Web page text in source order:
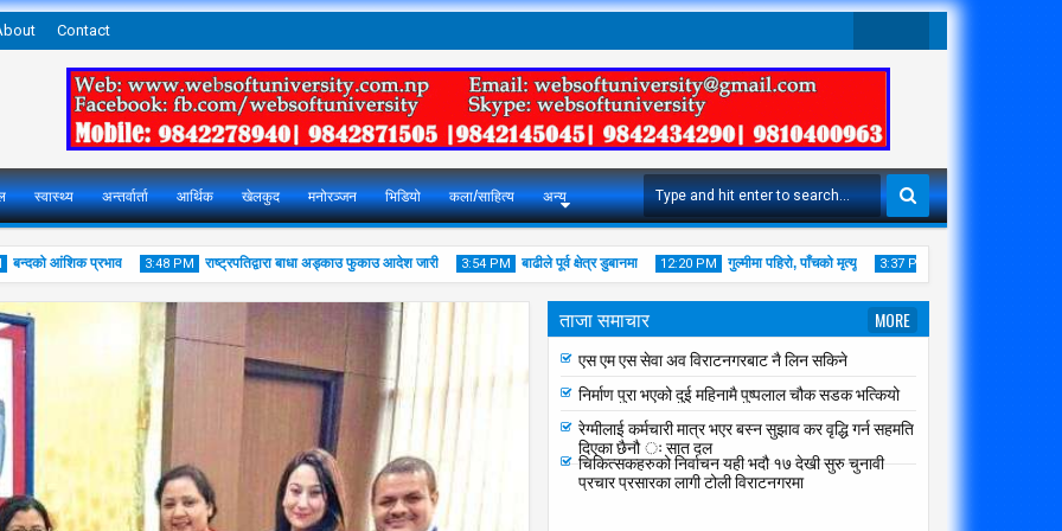
Contact
Twit
स्वास्थ्य अन्तर्वार्ता आर्थिक खेलकुद मनोरञ्जन भिडियो कला/साहित्य अन्य
आंशिक प्रभाव 3:48 PM
25
राष्ट्रपतिद्वारा बाधा अड्काउ फुकाउ आदेश जारी 3:54 PM
25
बाढीले पूर्व क्षेत्र डुबानमा 12:20 PM
26 Jul
2016
गुल्मीमा पहिरो, पाँचको मृत्यू 3:37 PM
25 Jul
2016
ताजा समाचार
MORE
विराटनगरमा मेड लाइफ केयर अस्पताल संचालनमा
एस एम एस सेवा अव विराटनगरबाट नै लिन सकिने
निर्माण पुरा भएको दुई महिनामै पुष्पलाल चौक सडक भत्कियो
रेग्मीलाई कर्मचारी मात्र भएर बस्न सुझाव कर वृद्धि गर्न सहमति
दिएका छैनौ ः सात दल
चिकित्सकहरुको निर्वाचन यही भदौ १७ देखी सुरु चुनावी
प्रचार प्रसारका लागी टोली विराटनगरमा